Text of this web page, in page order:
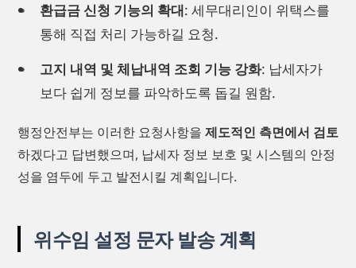
환급금 신청 기능의 확대: 세무대리인이 위택스를
통해 직접 처리 가능하길 요청.
고지 내역 및 체납내역 조회 기능 강화: 납세자가
보다 쉽게 정보를 파악하도록 돕길 원함.
행정안전부는 이러한 요청사항을 제도적인 측면에서 검토
하겠다고 답변했으며, 납세자 정보 보호 및 시스템의 안정
성을 염두에 두고 발전시킬 계획입니다.
위수임 설정 문자 발송 계획